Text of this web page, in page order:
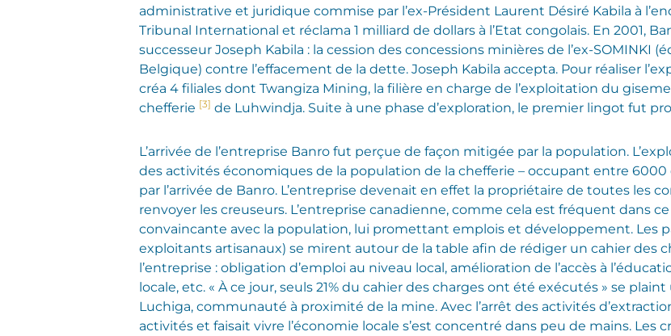
administrative et juridique commise par l’ex-Président Laurent Désiré Kabila à
Tribunal International et réclama 1 milliard de dollars à l’Etat congolais. En 2001,
successeur Joseph Kabila : la cession des concessions minières de l’ex-SOMINKI
Belgique) contre l’effacement de la dette. Joseph Kabila accepta. Pour réaliser
créa 4 filiales dont Twangiza Mining, la filière en charge de l’exploitation du
chefferie [3] de Luhwindja. Suite à une phase d’exploration, le premier lingot fut
L’arrivée de l’entreprise Banro fut perçue de façon mitigée par la population.
des activités économiques de la population de la chefferie – occupant entre 6000
par l’arrivée de Banro. L’entreprise devenait en effet la propriétaire de toutes les
renvoyer les creuseurs. L’entreprise canadienne, comme cela est fréquent dans
convaincante avec la population, lui promettant emplois et développement. Les
exploitants artisanaux) se mirent autour de la table afin de rédiger un cahier des
l’entreprise : obligation d’emploi au niveau local, amélioration de l’accès à
locale, etc. « À ce jour, seuls 21% du cahier des charges ont été exécutés » se
Luchiga, communauté à proximité de la mine. Avec l’arrêt des activités
activités et faisait vivre l’économie locale s’est concentré dans peu de mains. Les